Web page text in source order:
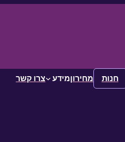
חנות מחירוןמידע צרו קשר